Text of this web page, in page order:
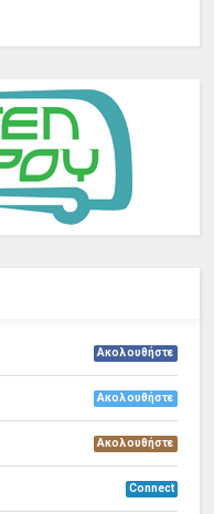
Ακολουθήστε
Ακολουθήστε
Ακολουθήστε
Connect